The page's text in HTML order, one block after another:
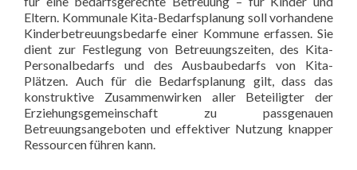
Eltern. Kommunale Kita-Bedarfsplanung soll vorhandene
Kinderbetreuungsbedarfe einer Kommune erfassen. Sie
dient zur Festlegung von Betreuungszeiten, des Kita-
Personalbedarfs und des Ausbaubedarfs von Kita-
Plätzen. Auch für die Bedarfsplanung gilt, dass das
konstruktive Zusammenwirken aller Beteiligter der
Erziehungsgemeinschaft zu passgenauen
Betreuungsangeboten und effektiver Nutzung knapper
Ressourcen führen kann.